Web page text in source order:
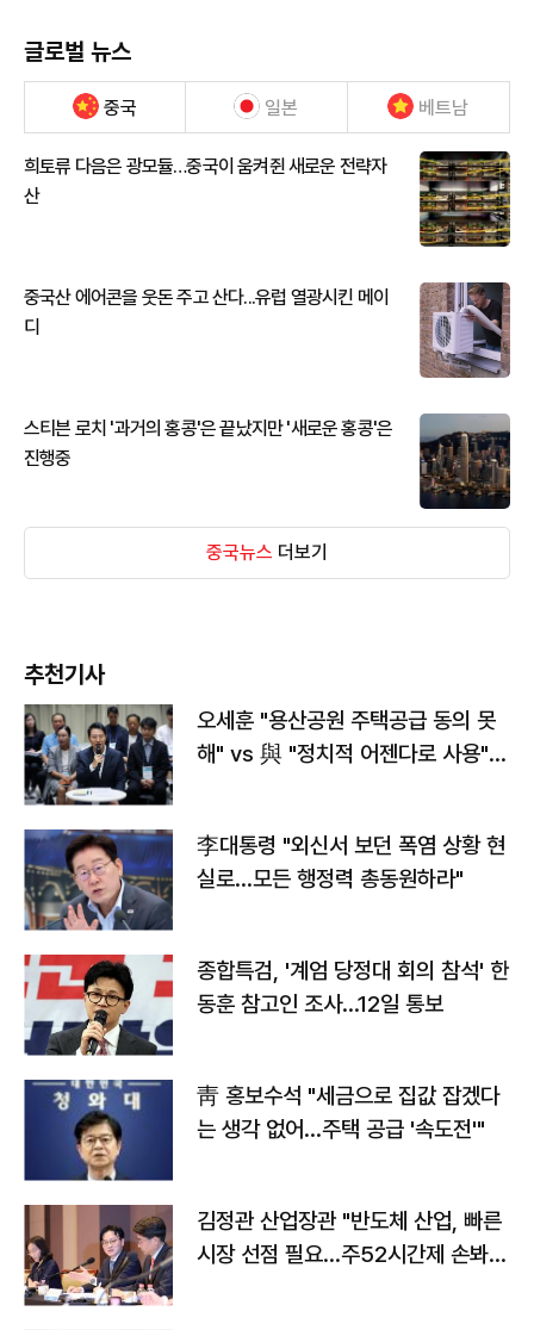
글로벌 뉴스
중국 일본 베트남
희토류 다음은 광모듈…중국이 움켜쥔 새로운 전략자
산
중국산 에어콘을 웃돈 주고 산다...유럽 열광시킨 메이
디
스티븐 로치 '과거의 홍콩'은 끝났지만 '새로운 홍콩'은
진행중
중국뉴스 더보기
추천기사
오세훈 "용산공원 주택공급 동의 못
해" vs 與 "정치적 어젠다로 사용"
李대통령 "외신서 보던 폭염 상황 현
실로…모든 행정력 총동원하라"
종합특검, '계엄 당정대 회의 참석' 한
동훈 참고인 조사...12일 통보
靑 홍보수석 "세금으로 집값 잡겠다
는 생각 없어…주택 공급 '속도전'"
김정관 산업장관 "반도체 산업, 빠른
시장 선점 필요…주52시간제 손봐